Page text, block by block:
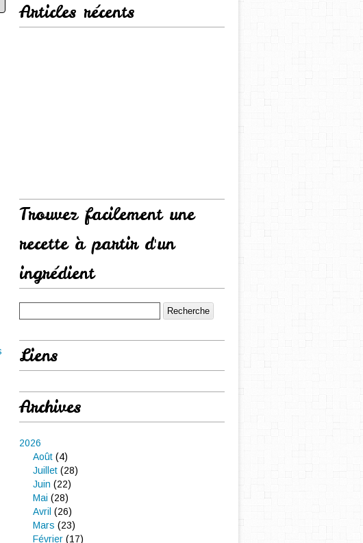
Articles récents
Trouvez facilement une
recette à partir d'un
ingrédient
Liens
Archives
2026
Août (4)
Juillet (28)
Juin (22)
Mai (28)
Avril (26)
Mars (23)
Février (17)